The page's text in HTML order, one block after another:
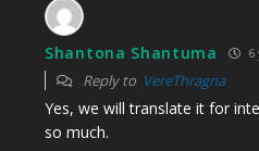
Shantona Shantuma 6
Reply to VereThragna
Yes, we will translate it for
so much.